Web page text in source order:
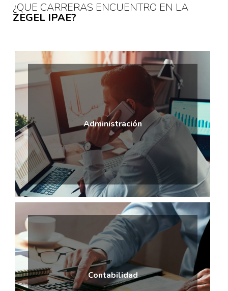
¿QUE CARRERAS ENCUENTRO EN LA
ZEGEL IPAE?
Administración
Contabilidad